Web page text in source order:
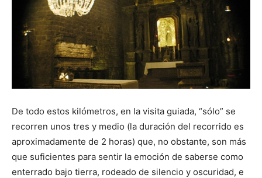
De todo estos kilómetros, en la visita guiada, “sólo” se
recorren unos tres y medio (la duración del recorrido es
aproximadamente de 2 horas) que, no obstante, son más
que suficientes para sentir la emoción de saberse como
enterrado bajo tierra, rodeado de silencio y oscuridad, e